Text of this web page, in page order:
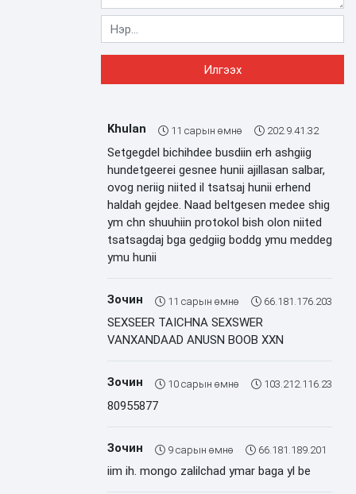
Khulan 11 сарын өмнө 202.9.41.32
Setgegdel bichihdee busdiin erh ashgiig
hundetgeerei gesnee hunii ajillasan salbar,
ovog neriig niited il tsatsaj hunii erhend
haldah gejdee. Naad beltgesen medee shig
ym chn shuuhiin protokol bish olon niited
tsatsagdaj bga gedgiig boddg ymu meddeg
ymu hunii
Зочин 11 сарын өмнө 66.181.176.203
SEXSEER TAICHNA SEXSWER
VANXANDAAD ANUSN BOOB XXN
Зочин 10 сарын өмнө 103.212.116.23
80955877
Зочин 9 сарын өмнө 66.181.189.201
iim ih. mongo zalilchad ymar baga yl be